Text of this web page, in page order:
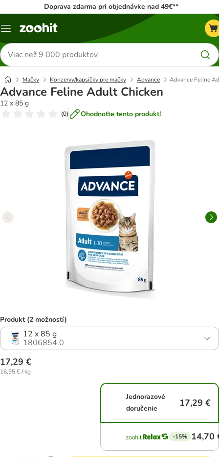
Doprava zdarma pri objednávke nad 49€**
Kategórie
Hľadať
produkty
Mačky Konzervy/kapsičky pre mačky Advance Advance Feline
Advance Feline Adult Chicken
12 x 85 g
(0) Ohodnoťte tento produkt!
Produkt (2 možností)
12 x 85 g
1806854.0
17,29 €
16,95 € / kg
Jednorazové
doručenie
17,29 €
-15% 14,70